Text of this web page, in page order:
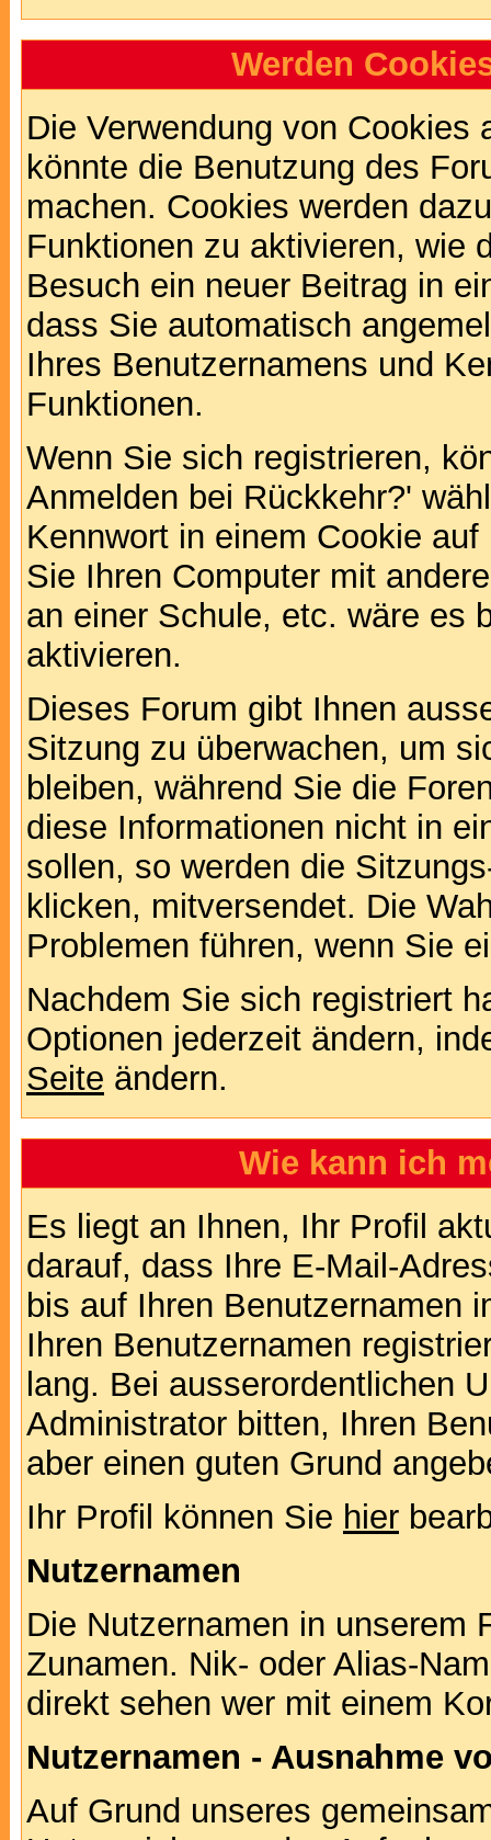
Werden
Die Verwendung von
könnte die Benutzung des
machen. Cookies werden
Funktionen zu aktivieren, wie
Besuch ein neuer Beitrag in
dass Sie automatisch
Ihres Benutzernamens und
Funktionen.
Wenn Sie sich registrieren,
Anmelden bei Rückkehr?'
Kennwort in einem Cookie
Sie Ihren Computer mit
an einer Schule, etc. wäre es
aktivieren.
Dieses Forum gibt Ihnen
Sitzung zu überwachen, um
bleiben, während Sie die
diese Informationen nicht in
sollen, so werden die
klicken, mitversendet. Die
Problemen führen, wenn Sie
Nachdem Sie sich registriert
Optionen jederzeit ändern,
Seite ändern.
Wie kann ich
Es liegt an Ihnen, Ihr Profil
darauf, dass Ihre E-Mail-
bis auf Ihren Benutzernamen
Ihren Benutzernamen
lang. Bei ausserordentlichen
Administrator bitten, Ihren
aber einen guten Grund
Ihr Profil können Sie hier
Nutzernamen
Die Nutzernamen in unserem
Zunamen. Nik- oder Alias-
direkt sehen wer mit einem
Nutzernamen - Ausnahme
Auf Grund unseres